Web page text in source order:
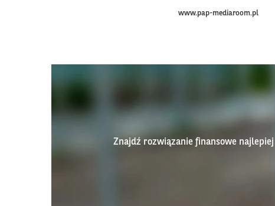
www.pap-mediaroom.pl
Znajdź rozwiązanie finansowe